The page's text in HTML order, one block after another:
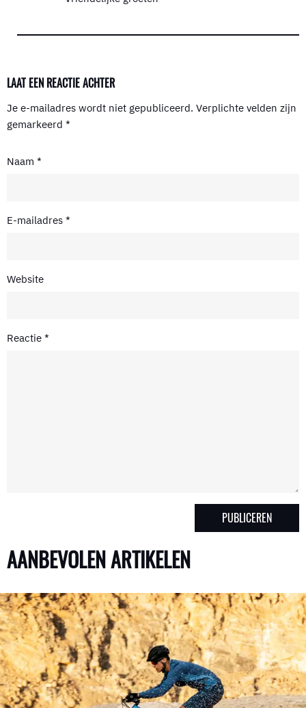
LAAT EEN REACTIE ACHTER
Je e-mailadres wordt niet gepubliceerd. Verplichte velden zijn
gemarkeerd *
Naam *
E-mailadres *
Website
Reactie *
AANBEVOLEN ARTIKELEN